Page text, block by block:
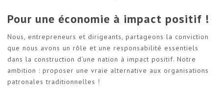
Pour une économie à impact positif !
Nous, entrepreneurs et dirigeants, partageons la conviction
que nous avons un rôle et une responsabilité essentiels
dans la construction d’une nation à impact positif. Notre
ambition : proposer une vraie alternative aux organisations
patronales traditionnelles !